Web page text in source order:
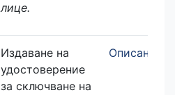
лице.
Издаване на
удостоверение
за сключване на
Описание